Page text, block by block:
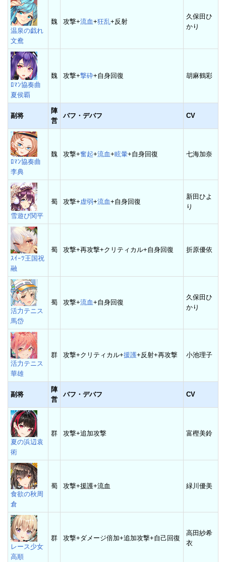
温泉の戯れ
文鴦
魏 攻撃+流血+狂乱+反射
久保田ひ
かり
ﾛﾏﾝ協奏曲
夏侯覇
魏 攻撃+撃砕+自身回復 胡麻鶴彩
副将
陣
営
バフ・デバフ CV
ﾛﾏﾝ協奏曲
李典
魏 攻撃+奮起+流血+眩暈+自身回復 七海加奈
雪遊び関平
蜀 攻撃+虚弱+流血+自身回復
新田ひよ
り
ｽｲｰﾂ王国祝
融
蜀 攻撃+再攻撃+クリティカル+自身回復 折原優依
活力テニス
馬岱
蜀 攻撃+流血+自身回復
久保田ひ
かり
活力テニス
華雄
群 攻撃+クリティカル+援護+反射+再攻撃 小池理子
副将
陣
営
バフ・デバフ CV
夏の浜辺袁
術
群 攻撃+追加攻撃 富樫美鈴
食欲の秋周
倉
蜀 攻撃+援護+流血 緑川優美
レース少女
高順
群 攻撃+ダメージ倍加+追加攻撃+自己回復
高田紗希
衣